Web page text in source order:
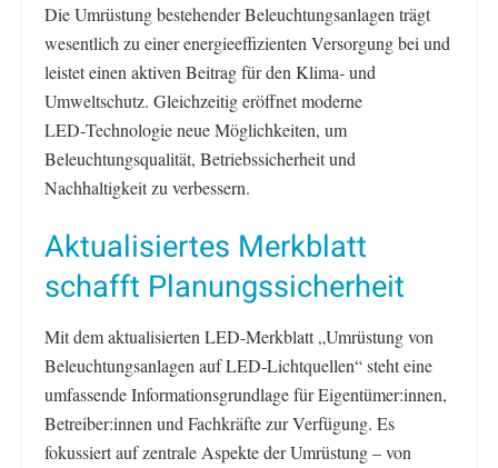
Die Umrüstung bestehender Beleuchtungsanlagen trägt
wesentlich zu einer energieeffizienten Versorgung bei und
leistet einen aktiven Beitrag für den Klima‑ und
Umweltschutz. Gleichzeitig eröffnet moderne
LED‑Technologie neue Möglichkeiten, um
Beleuchtungsqualität, Betriebssicherheit und
Nachhaltigkeit zu verbessern.
Aktualisiertes Merkblatt
schafft Planungssicherheit
Mit dem aktualisierten LED-Merkblatt „Umrüstung von
Beleuchtungsanlagen auf LED‑Lichtquellen“ steht eine
umfassende Informationsgrundlage für Eigentümer:innen,
Betreiber:innen und Fachkräfte zur Verfügung. Es
fokussiert auf zentrale Aspekte der Umrüstung – von